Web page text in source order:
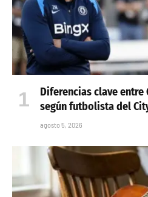
Diferencias clave entre
según futbolista del
agosto 5, 2026